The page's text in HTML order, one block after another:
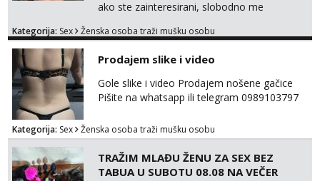
ako ste zainteresirani, slobodno me
broj☎️:+385 92 451 2472
Kategorija: Sex Ženska osoba traži mušku osobu
Prodajem slike i video
Gole slike i video Prodajem nošene gačice
Pišite na whatsapp ili telegram 0989103797
Kategorija: Sex Ženska osoba traži mušku osobu
TRAŽIM MLAĐU ŽENU ZA SEX BEZ
TABUA U SUBOTU 08.08 NA VEČER